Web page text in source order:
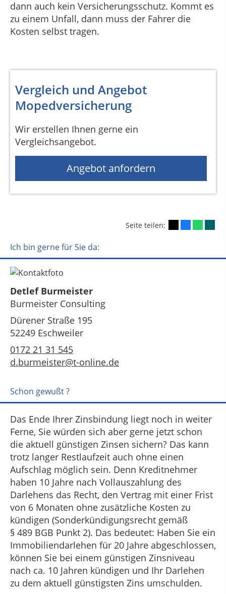
dann auch kein Versicherungsschutz. Kommt es
zu einem Unfall, dann muss der Fahrer die
Kosten selbst tragen.
Vergleich und Angebot
Mopedversicherung
Wir erstellen Ihnen gerne ein
Vergleichsangebot.
Angebot anfordern
Seite teilen:
Ich bin gerne für Sie da:
Detlef Burmeister
Burmeister Consulting
Dürener Straße 195
52249 Eschweiler
0172 21 31 545
d.burmeister@t-online.de
Schon gewußt ?
Das Ende Ihrer Zinsbindung liegt noch in weiter
Ferne, Sie würden sich aber gerne jetzt schon
die aktuell günstigen Zinsen sichern? Das kann
trotz langer Restlaufzeit auch ohne einen
Aufschlag möglich sein. Denn Kreditnehmer
haben 10 Jahre nach Vollauszahlung des
Darlehens das Recht, den Vertrag mit einer Frist
von 6 Monaten ohne zusätzliche Kosten zu
kündigen (Sonderkündigungsrecht gemäß
§ 489 BGB Punkt 2). Das bedeutet: Haben Sie ein
Immobiliendarlehen für 20 Jahre abgeschlossen,
können Sie bei einem günstigen Zinsniveau
nach ca. 10 Jahren kündigen und Ihr Darlehen
zu dem aktuell günstigsten Zins umschulden.